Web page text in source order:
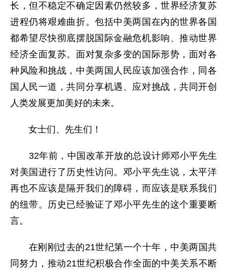
长，但不稳定不确定因素仍然较多，世界经济复苏
进程仍将艰难曲折。包括中美两国在内的世界各国
都希望尽快彻底摆脱国际金融危机影响、推动世界
经济全面复苏。面对复杂多变的国际形势，面对各
种风险和挑战，中美两国人民应该加强合作，同各
国人民一道，共同分享机遇、应对挑战，共同开创
人类发展更加美好的未来。
女士们、先生们！
32年前，中国改革开放的总设计师邓小平先生
对美国进行了历史性访问。邓小平先生说，太平洋
再也不应该是隔开我们的障碍，而应该是联系我们
的纽带。历史已经验证了邓小平先生的这个重要断
言。
在刚刚过去的21世纪第一个十年，中美两国共
同努力，推动21世纪积极合作全面的中美关系不断